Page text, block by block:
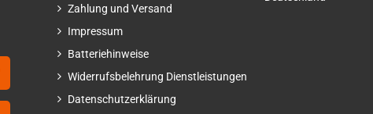
Zahlung und Versand
Impressum
Batteriehinweise
Widerrufsbelehrung Dienstleistungen
Datenschutzerklärung